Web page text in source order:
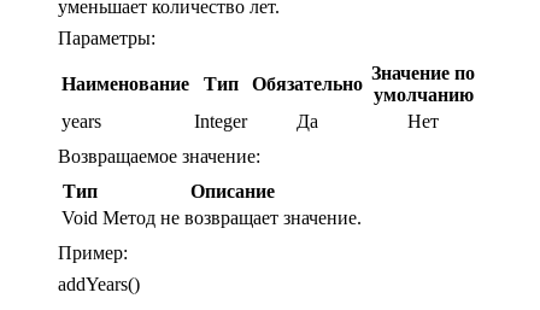
уменьшает количество лет.
Параметры:
Наименование Тип Обязательно
Значение по
умолчанию
years
Integer Да
Нет
Возвращаемое значение:
Тип
Описание
Void Метод не возвращает значение.
Пример:
addYears()